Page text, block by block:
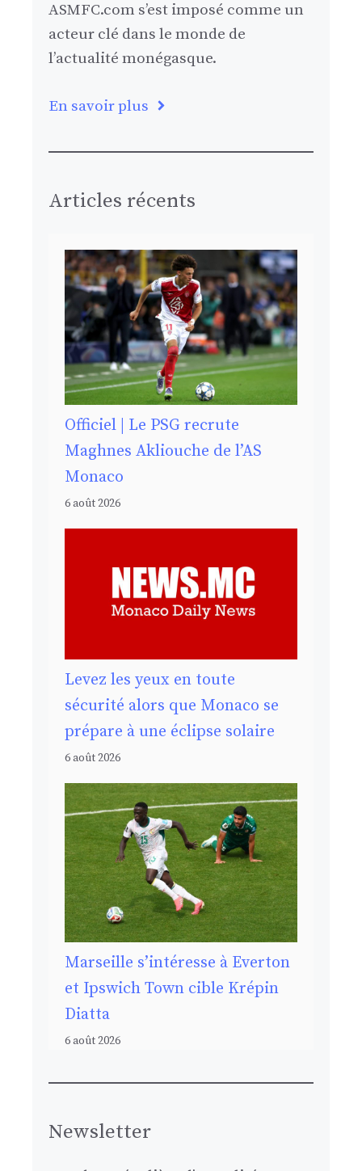
ASMFC.com s’est imposé comme un
acteur clé dans le monde de
l’actualité monégasque.
En savoir plus
Articles récents
Officiel | Le PSG recrute
Maghnes Akliouche de l’AS
Monaco
6 août 2026
Levez les yeux en toute
sécurité alors que Monaco se
prépare à une éclipse solaire
6 août 2026
Marseille s’intéresse à Everton
et Ipswich Town cible Krépin
Diatta
6 août 2026
Newsletter